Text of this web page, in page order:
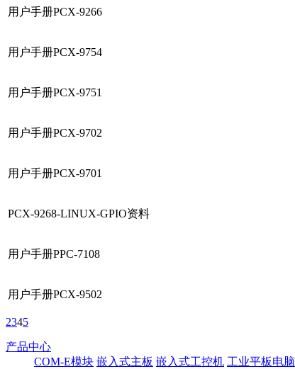
用户手册PCX-9266
用户手册PCX-9754
用户手册PCX-9751
用户手册PCX-9702
用户手册PCX-9701
PCX-9268-LINUX-GPIO资料
用户手册PPC-7108
用户手册PCX-9502
2345
产品中心
COM-E模块 嵌入式主板 嵌入式工控机 工业平板电脑